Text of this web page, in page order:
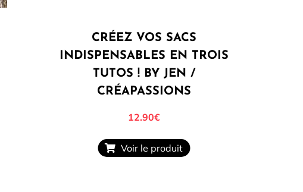
CRÉEZ VOS SACS
INDISPENSABLES EN TROIS
TUTOS ! BY JEN /
CRÉAPASSIONS
12.90€
Voir le produit